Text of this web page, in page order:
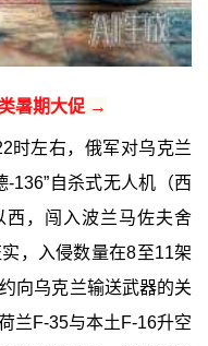
暑期大促 →
时左右，俄军对乌克兰
-136”自杀式无人机（西
西，闯入波兰马佐夫舍
，入侵数量在8至11架
向乌克兰输送武器的关
兰F-35与本土F-16升空